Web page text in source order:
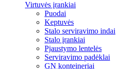
Virtuvės įrankiai
Puodai
Keptuvės
Stalo serviravimo indai
Stalo įrankiai
Pjaustymo lentelės
Serviravimo padėklai
GN konteineriai